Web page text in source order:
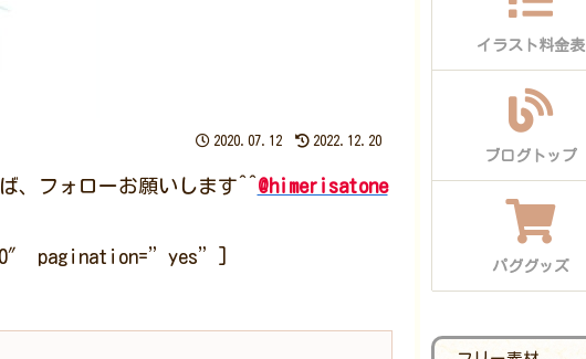
2020.07.12 2022.12.20
、フォローお願いします^^ @himerisatone
pagination=”yes”]
イラスト料金表
ブログトップ
パググッズ